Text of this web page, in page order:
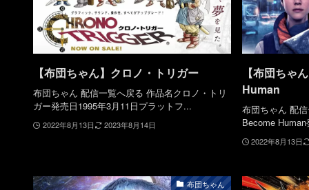
【布団ちゃん】クロノ・トリガー
布団ちゃん 配信一覧へ戻る 作品名クロノ・トリ
ガー発売日1995年3月11日プラットフ...
2022年8月13日 2023年8月14日
【布団ちゃ
Human
布団ちゃん 配
Become
2022年8月13日
布団ちゃん